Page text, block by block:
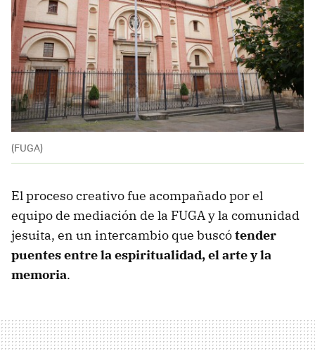
(FUGA)
El proceso creativo fue acompañado por el
equipo de mediación de la FUGA y la comunidad
jesuita, en un intercambio que buscótender
puentes entre la espiritualidad, el arte y la
memoria.